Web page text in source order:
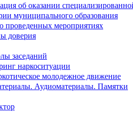
об оказании
муниципального образования
проведенных мероприятиях
доверия
заседаний
наркоситуации
молодежное движение
Аудиоматериалы. Памятки